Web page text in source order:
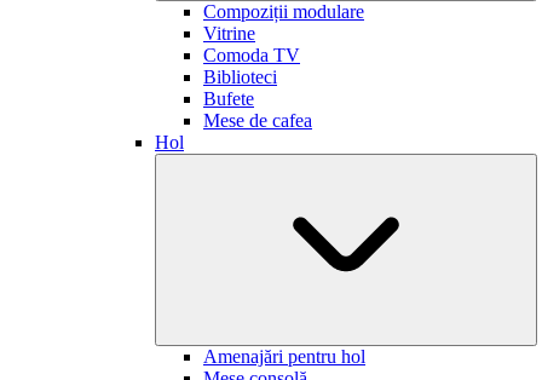
Compoziții modulare
Vitrine
Comoda TV
Biblioteci
Bufete
Mese de cafea
Hol
Amenajări pentru hol